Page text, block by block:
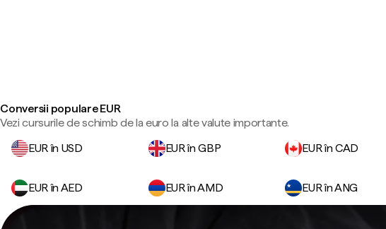
Conversii populare EUR
Vezi cursurile de schimb de la euro la alte valute importante.
EUR în USD
EUR în GBP EUR în CAD
EUR în AED EUR în AMD EUR în ANG